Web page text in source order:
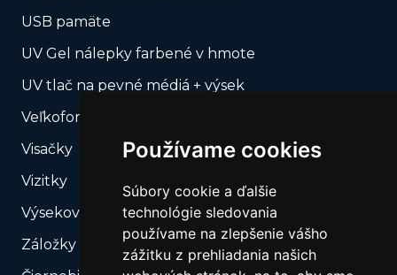
Používame cookies
Súbory cookie a ďalšie
technológie sledovania
používame na zlepšenie vášho
zážitku z prehliadania našich
USB pamäte
UV Gel nálepky farbené v hmote
UV tlač na pevné médiá + výsek
Veľkoformátová tlač
Visačky
Vizitky
Výsekové produkty – Naše výsekové formy
Záložky do kníh